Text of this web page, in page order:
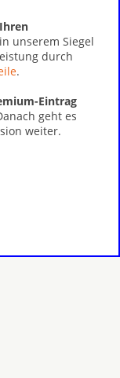
unserem Siegel
durch
.
Eintrag
geht es
weiter.